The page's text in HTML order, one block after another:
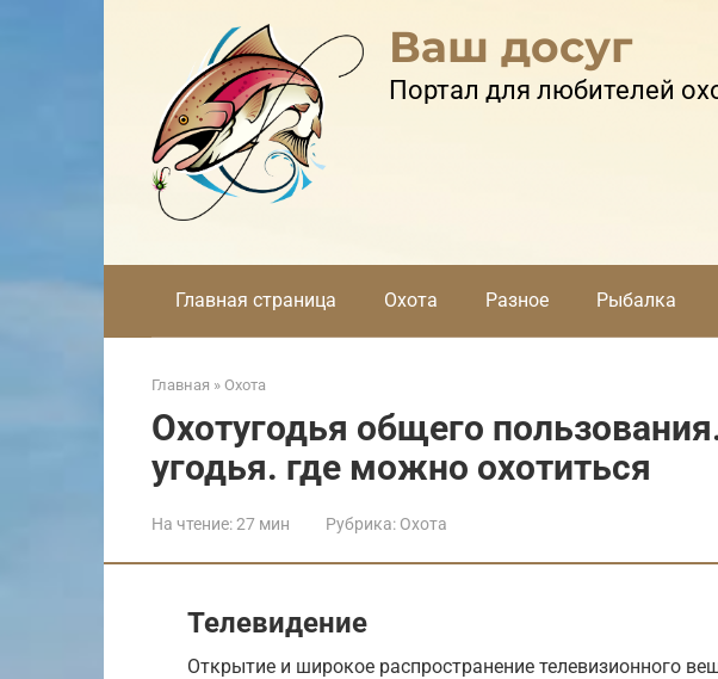
Ваш досуг
Портал для любителей
Главная страница Охота Разное Рыбалка
Главная » Охота
Охотугодья общего
угодья. где можно охотиться
На чтение:27 мин Рубрика: Охота
Телевидение
Открытие и широкое распространение телевизионного